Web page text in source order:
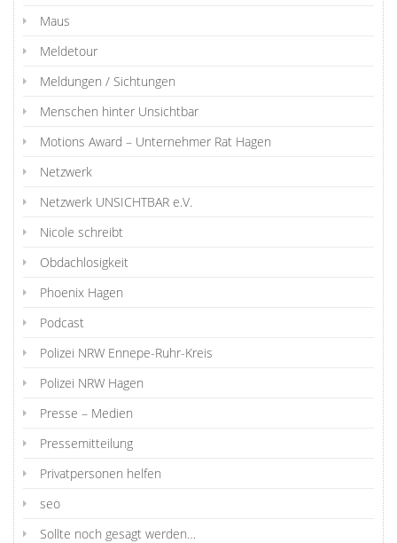
Maus
Meldetour
Meldungen / Sichtungen
Menschen hinter Unsichtbar
Motions Award – Unternehmer Rat Hagen
Netzwerk
Netzwerk UNSICHTBAR e.V.
Nicole schreibt
Obdachlosigkeit
Phoenix Hagen
Podcast
Polizei NRW Ennepe-Ruhr-Kreis
Polizei NRW Hagen
Presse – Medien
Pressemitteilung
Privatpersonen helfen
seo
Sollte noch gesagt werden…